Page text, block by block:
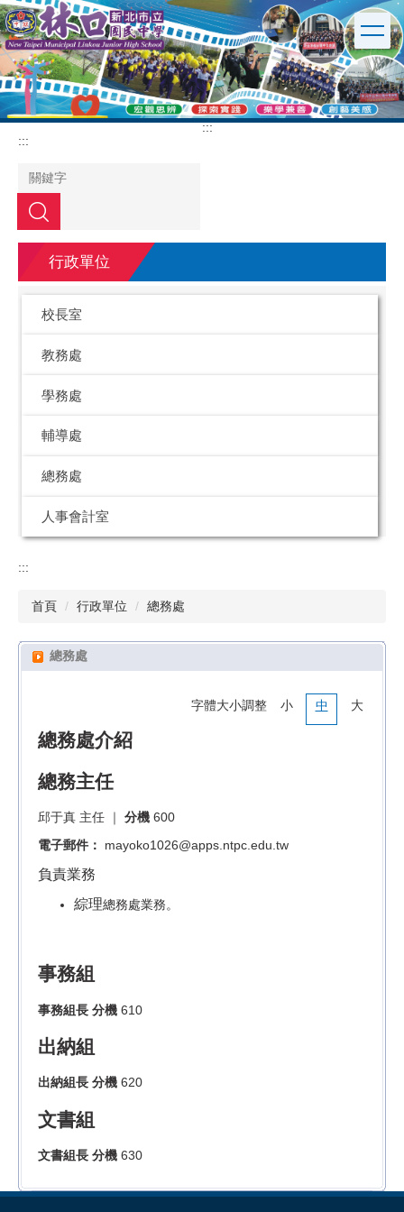
跳
到
主
要
內
容
區
:::
:::
搜尋
行政單位
校長室
教務處
學務處
輔導處
總務處
人事會計室
:::
首頁 行政單位 總務處
總務處
字體大小調整 小 中 大
總務處介紹
總務主任
邱于真 主任 ｜ 分機 600
電子郵件：
mayoko1026@apps.ntpc.edu.tw
負責業務
綜理總務處業務。
事務組
事務組長 分機 610
出納組
出納組長 分機 620
文書組
文書組長 分機 630